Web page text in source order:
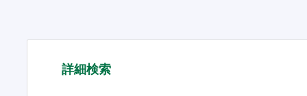
詳細検索